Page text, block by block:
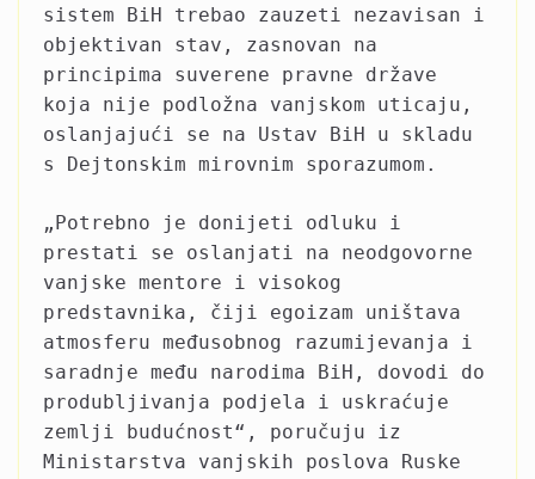
sistem BiH trebao zauzeti nezavisan i
objektivan stav, zasnovan na
principima suverene pravne države
koja nije podložna vanjskom uticaju,
oslanjajući se na Ustav BiH u skladu
s Dejtonskim mirovnim sporazumom.
„Potrebno je donijeti odluku i
prestati se oslanjati na neodgovorne
vanjske mentore i visokog
predstavnika, čiji egoizam uništava
atmosferu međusobnog razumijevanja i
saradnje među narodima BiH, dovodi do
produbljivanja podjela i uskraćuje
zemlji budućnost“, poručuju iz
Ministarstva vanjskih poslova Ruske